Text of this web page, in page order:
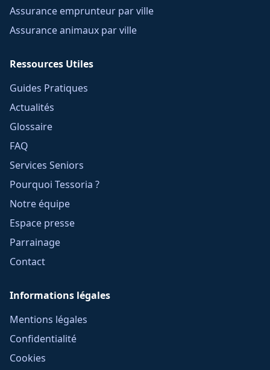
Assurance emprunteur par ville
Assurance animaux par ville
Ressources Utiles
Guides Pratiques
Actualités
Glossaire
FAQ
Services Seniors
Pourquoi Tessoria ?
Notre équipe
Espace presse
Parrainage
Contact
Informations légales
Mentions légales
Confidentialité
Cookies